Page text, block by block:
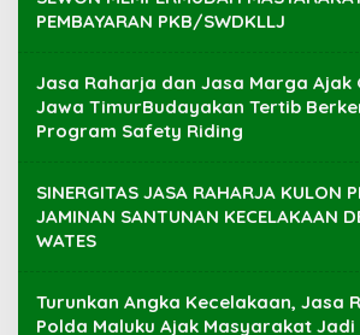
PEMBAYARAN PKB/SWDKLLJ
Jasa Raharja dan Jasa Marga Ajak
Jawa TimurBudayakan Tertib
Program Safety Riding
SINERGITAS JASA RAHARJA KULON
JAMINAN SANTUNAN KECELAKAAN
WATES
Turunkan Angka Kecelakaan, Jasa
Polda Maluku Ajak Masyarakat